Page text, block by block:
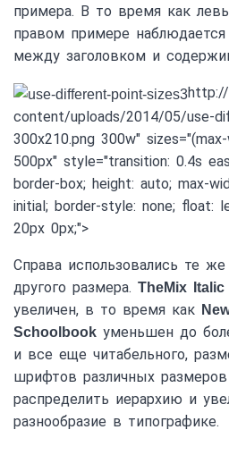
примера. В то время как
правом примере наблюдается
между заголовком и
content/uploads/2014/05/use-
300x210.png 300w"
500px" style="transition: 0.4s
border-box; height: auto; max-
initial; border-style: none; float:
20px 0px;">
Справа использовались те
другого размера. TheMix Italic
увеличен, в то время как
Schoolbook уменьшен до
и все еще читабельного,
шрифтов различных
распределить иерархию и
разнообразие в типографике.